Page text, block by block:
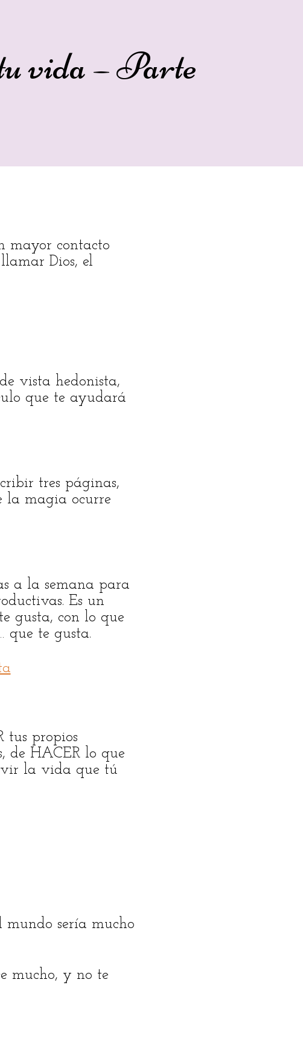
vida – Parte
mayor contacto
Dios, el
vista hedonista,
que te ayudará
tres páginas,
la magia ocurre
a la semana para
Es un
gusta, con lo que
que te gusta.
tus propios
de HACER lo que
la vida que tú
mundo sería mucho
mucho, y no te